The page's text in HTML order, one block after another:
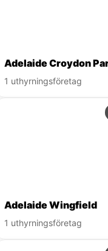
Adelaide Croydon
1 uthyrningsföretag
Adelaide Wingfield
1 uthyrningsföretag